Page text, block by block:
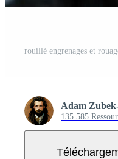
Adam
135 585